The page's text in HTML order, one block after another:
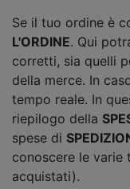
Se il tuo ordine è
L'ORDINE. Qui
corretti, sia quelli
della merce. In
tempo reale. In
riepilogo della
spese di
conoscere le varie
acquistati).